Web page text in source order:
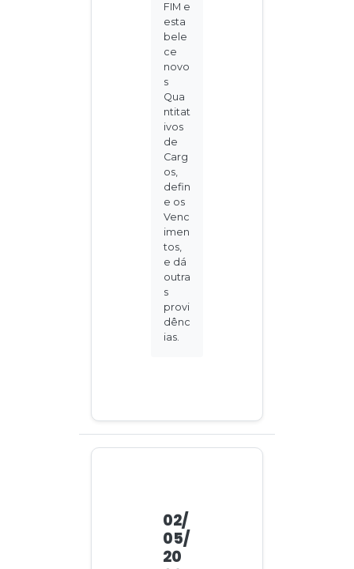
FIM e
esta
bele
ce
novo
s
Qua
ntitat
ivos
de
Carg
os,
defin
e os
Venc
imen
tos,
e dá
outra
s
provi
dênc
ias.
02/
05/
20